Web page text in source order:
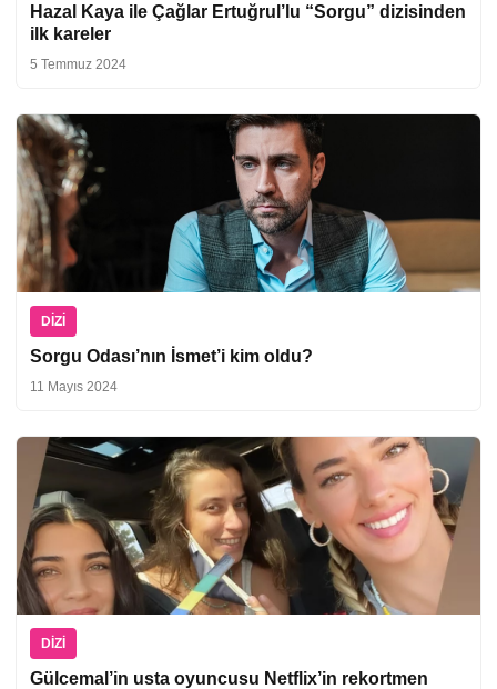
Hazal Kaya ile Çağlar Ertuğrul’lu “Sorgu” dizisinden
ilk kareler
5 Temmuz 2024
DIZI
Sorgu Odası’nın İsmet’i kim oldu?
11 Mayıs 2024
DIZI
Gülcemal’in usta oyuncusu Netflix’in rekortmen